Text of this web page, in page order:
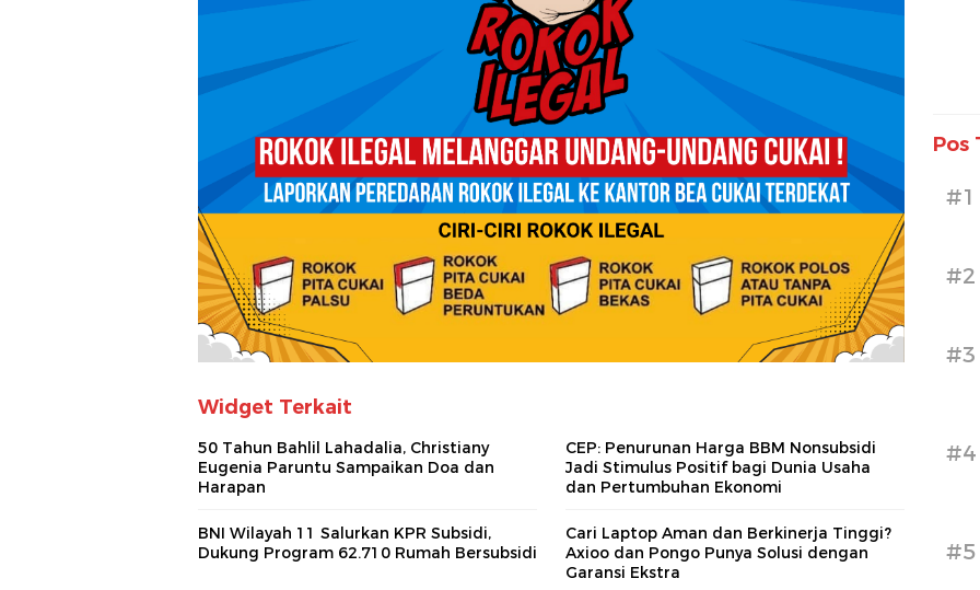
Widget Terkait
50 Tahun Bahlil Lahadalia, Christiany
Eugenia Paruntu Sampaikan Doa dan
Harapan
CEP: Penurunan Harga BBM Nonsubsidi
Jadi Stimulus Positif bagi Dunia Usaha
dan Pertumbuhan Ekonomi
BNI Wilayah 11 Salurkan KPR Subsidi,
Dukung Program 62.710 Rumah Bersubsidi
Cari Laptop Aman dan Berkinerja Tinggi?
Axioo dan Pongo Punya Solusi dengan
Garansi Ekstra
Pos
#1
#2
#3
#4
#5